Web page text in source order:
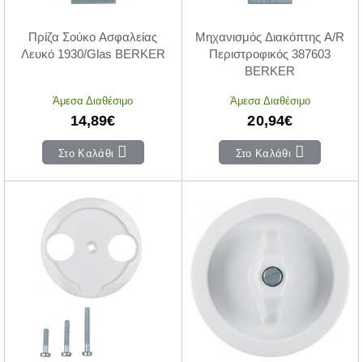
Πρίζα Σούκο Ασφαλείας
Λευκό 1930/Glas BERKER
Άμεσα Διαθέσιμο
14,89€
Στο Καλάθι
Μηχανισμός Διακόπτης A/R
Περιστροφικός 387603
BERKER
Άμεσα Διαθέσιμο
20,94€
Στο Καλάθι